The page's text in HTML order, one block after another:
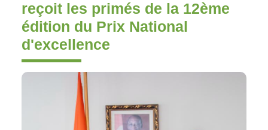
reçoit les primés de la 12ème
édition du Prix National
d'excellence